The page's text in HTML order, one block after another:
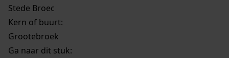
Stede Broec
Kern of buurt:
Grootebroek
Ga naar dit stuk: